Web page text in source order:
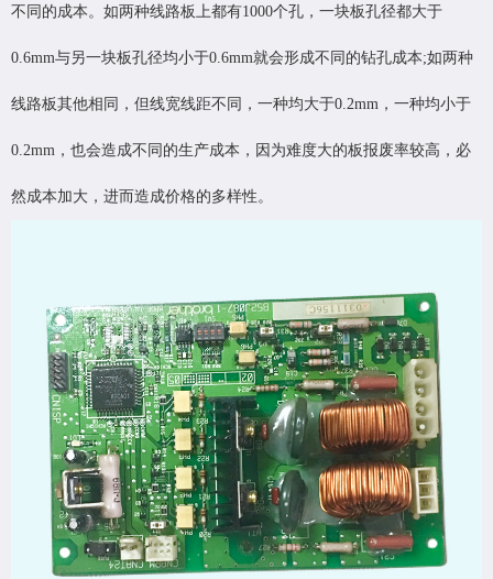
不同的成本。如两种线路板上都有1000个孔，一块板孔径都大于
0.6mm与另一块板孔径均小于0.6mm就会形成不同的钻孔成本;如两种
线路板其他相同，但线宽线距不同，一种均大于0.2mm，一种均小于
0.2mm，也会造成不同的生产成本，因为难度大的板报废率较高，必
然成本加大，进而造成价格的多样性。